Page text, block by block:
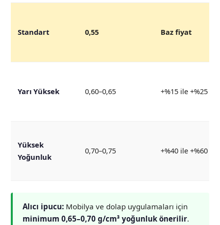
Standart 0,55 Baz fiyat
Yarı Yüksek 0,60–0,65 +%15 ile +%25
Yüksek
Yoğunluk
0,70–0,75 +%40 ile +%60
Alıcı ipucu: Mobilya ve dolap uygulamaları için
minimum 0,65–0,70 g/cm³ yoğunluk önerilir.